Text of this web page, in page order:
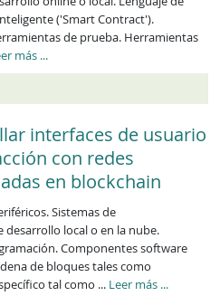
('Smart Contract').
de prueba. Herramientas
más ECP2631_3
...
interfaces de usuario
con redes
en blockchain
Sistemas de
local o en la nube.
Componentes software
de bloques tales como
tal como ... Leer más ECP2632_3
...